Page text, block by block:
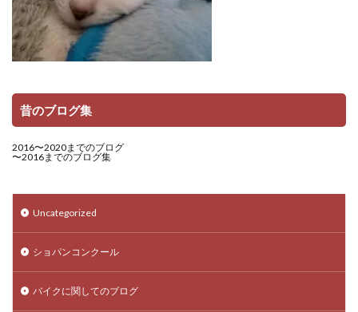
昔のブログ集
2016〜2020までのブログ
〜2016までのブログ集
Uncategorized
ショパンコンクール
バイクに関してのブログ